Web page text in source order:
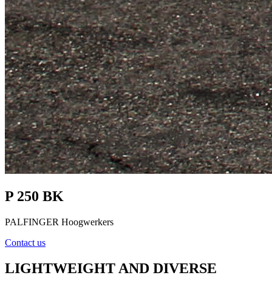
P 250 BK
PALFINGER Hoogwerkers
Contact us
LIGHTWEIGHT AND DIVERSE